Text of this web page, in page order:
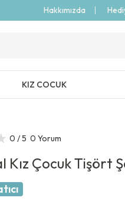
Hakkımızda
KIZ COCUK
0 / 5 0 Yorum
Kız Çocuk Tişört